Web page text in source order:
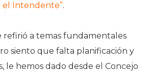
el Intendente”.
refirió a temas fundamentales
siento que falta planificación y
le hemos dado desde el Concejo